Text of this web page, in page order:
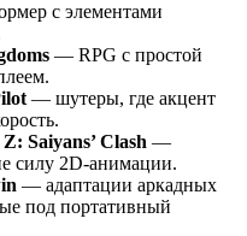
с элементами
— RPG с простой
— шутеры, где акцент
Saiyans’ Clash —
силу 2D-анимации.
— адаптации аркадных
под портативный